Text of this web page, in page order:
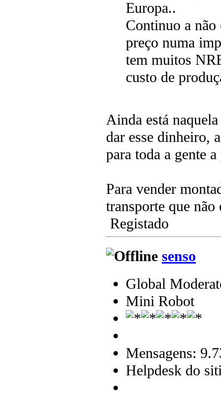
Europa..
Continuo a não
preço numa
tem muitos
custo de
Ainda está
dar esse dinheiro,
para toda a gente
Para vender
transporte que
Registado
senso
Global
Mini Robot
Mensagens:
Helpdesk do